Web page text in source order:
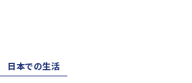
日本での生活